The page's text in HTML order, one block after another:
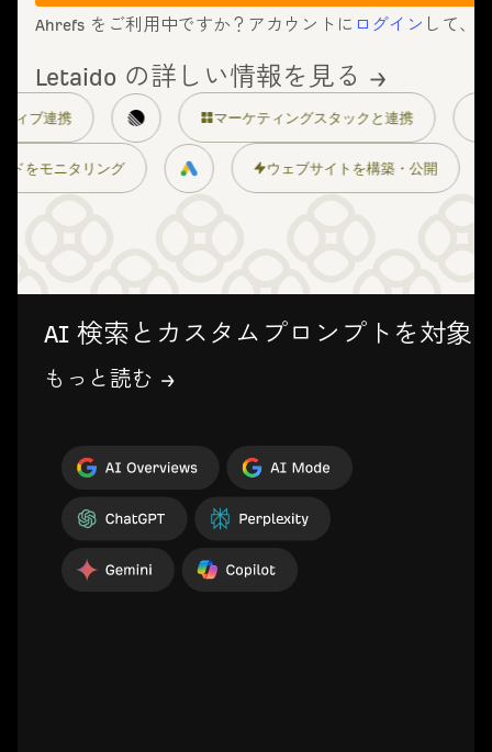
Ahrefs をご利用中ですか？アカウントに ログイン して、
Letaido の詳しい情報を見る →
マーケティングスタックと連携 詳細な権限管理
業界トレンドをモニタリング ウェブサイ
AI 検索とカスタムプロンプトを対象
もっと読む →